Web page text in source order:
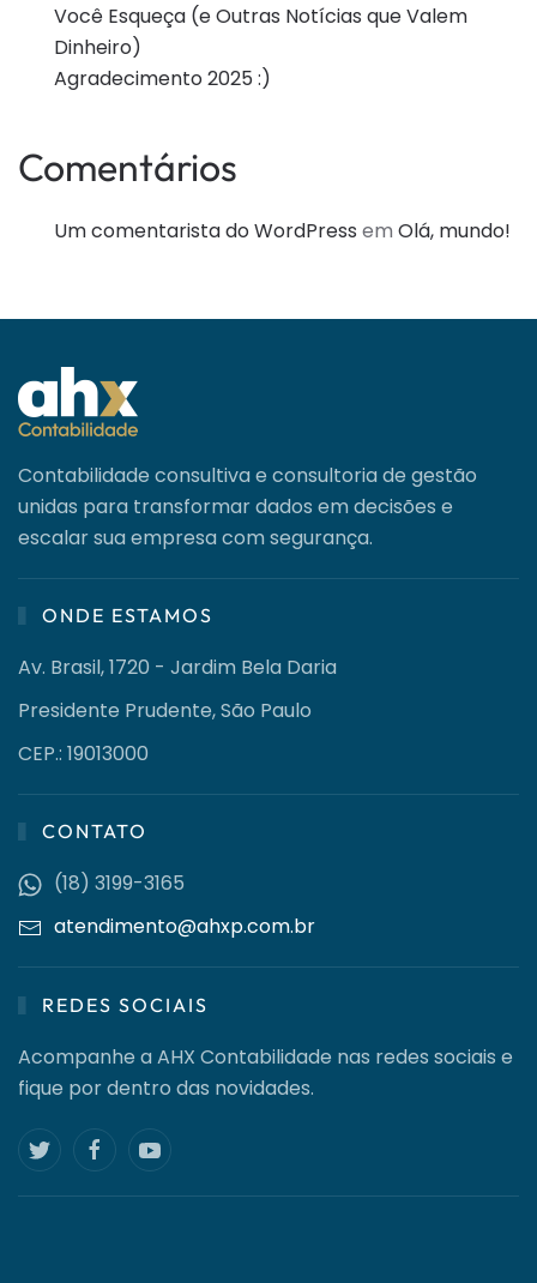
Você Esqueça (e Outras Notícias que Valem
Dinheiro)
Agradecimento 2025 :)
Comentários
Um comentarista do WordPress em Olá, mundo!
Contabilidade consultiva e consultoria de gestão
unidas para transformar dados em decisões e
escalar sua empresa com segurança.
ONDE ESTAMOS
Av. Brasil, 1720 - Jardim Bela Daria
Presidente Prudente, São Paulo
CEP.: 19013000
CONTATO
(18) 3199-3165
atendimento@ahxp.com.br
REDES SOCIAIS
Acompanhe a AHX Contabilidade nas redes sociais e
fique por dentro das novidades.